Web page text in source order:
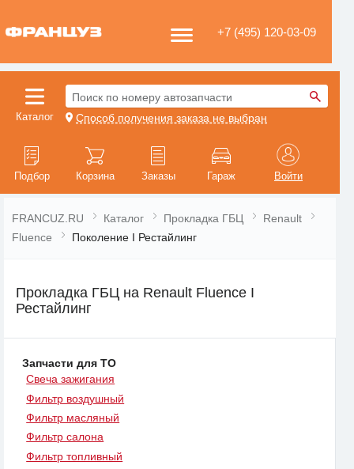
+7 (495) 120-03-09
Каталог
Поиск по номеру автозапчасти
Способ получения заказа не выбран
Подбор Корзина Заказы Гараж Войти
FRANCUZ.RU Каталог Прокладка ГБЦ
Renault
Fluence
Поколение I Рестайлинг
Прокладка ГБЦ на Renault Fluence I
Рестайлинг
Запчасти для ТО
Свеча зажигания
Фильтр воздушный
Фильтр масляный
Фильтр салона
Фильтр топливный